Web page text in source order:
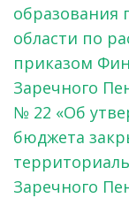
образования
области по
приказом
Заречного
№ 22 «Об
бюджета
Заречного